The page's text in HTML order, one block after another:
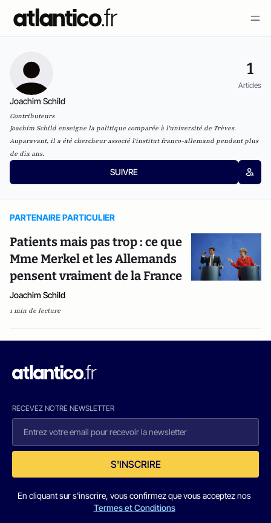
1
Articles
Joachim Schild
Contributeurs
Joachim Schild enseigne la politique comparée à l'université de Trèves.
Auparavant, il a été chercheur associé l'institut franco-allemand pendant plus
de dix ans.
SUIVRE
PARTENAIRE PARTICULIER
Patients mais pas trop : ce que
Mme Merkel et les Allemands
pensent vraiment de la France
Joachim Schild
1 min de lecture
RECEVEZ NOTRE NEWSLETTER
S'INSCRIRE
En cliquant sur s'inscrire, vous confirmez que vous acceptez nos
Termes et Conditions